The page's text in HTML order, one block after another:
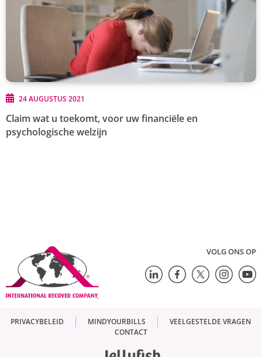
Claim wat u toekomt, voor uw financiële en
psychologische welzijn
24 AUGUSTUS 2021
VOLG ONS OP
PRIVACYBELEID MINDYOURBILLS
VEELGESTELDE VRAGEN
CONTACT